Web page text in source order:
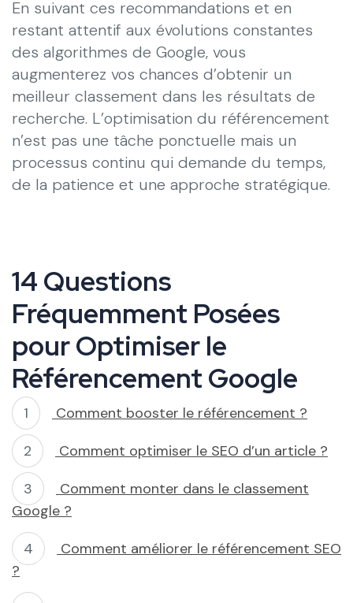
En suivant ces recommandations et en
restant attentif aux évolutions constantes
des algorithmes de Google, vous
augmenterez vos chances d’obtenir un
meilleur classement dans les résultats de
recherche. L’optimisation du référencement
n’est pas une tâche ponctuelle mais un
processus continu qui demande du temps,
de la patience et une approche stratégique.
14 Questions
Fréquemment Posées
pour Optimiser le
Référencement Google
Comment booster le référencement ?
Comment optimiser le SEO d’un article ?
Comment monter dans le classement
Google ?
Comment améliorer le référencement SEO
?